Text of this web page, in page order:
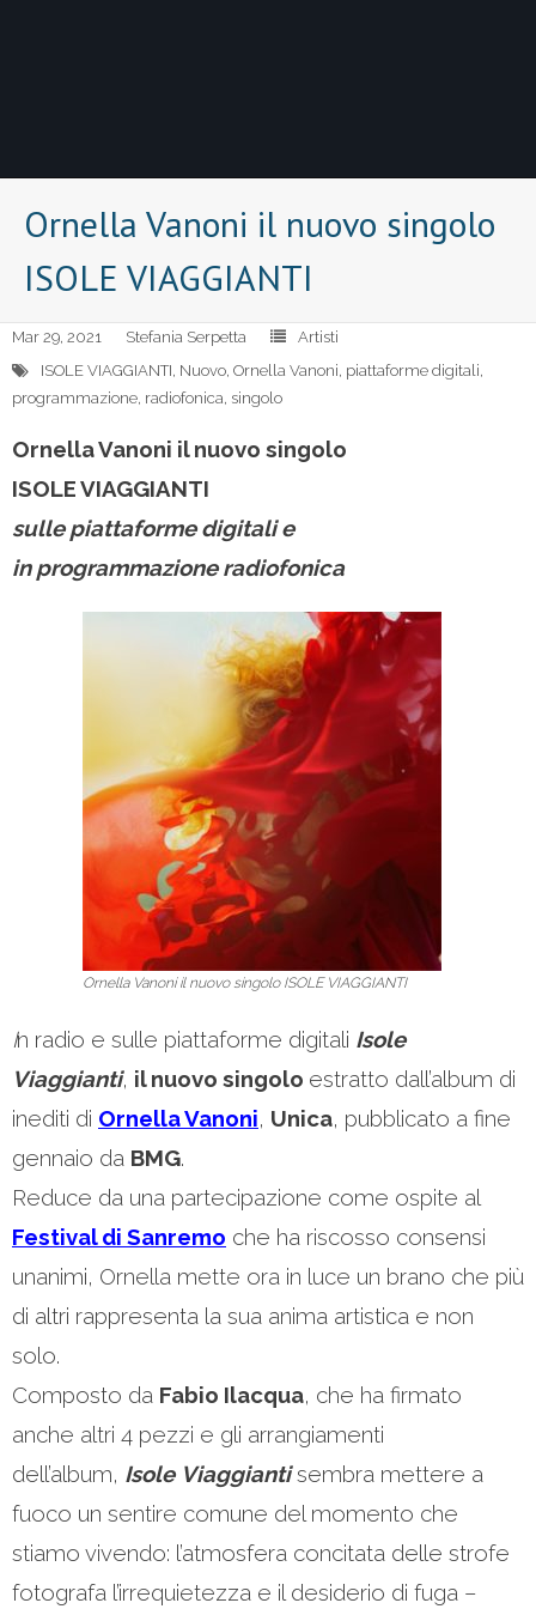
Ornella Vanoni il nuovo singolo
ISOLE VIAGGIANTI
Mar 29, 2021 Stefania Serpetta
Artisti
ISOLE VIAGGIANTI, Nuovo, Ornella Vanoni, piattaforme digitali,
programmazione, radiofonica, singolo
Ornella Vanoni il nuovo singolo
ISOLE VIAGGIANTI
sulle piattaforme digitali e
in programmazione radiofonica
Ornella Vanoni il nuovo singolo ISOLE VIAGGIANTI
In radio e sulle piattaforme digitali Isole
Viaggianti, il nuovo singolo estratto dall’album di
inediti di Ornella Vanoni, Unica, pubblicato a fine
gennaio da BMG.
Reduce da una partecipazione come ospite al
Festival di Sanremo che ha riscosso consensi
unanimi, Ornella mette ora in luce un brano che più
di altri rappresenta la sua anima artistica e non
solo.
Composto da Fabio Ilacqua, che ha firmato
anche altri 4 pezzi e gli arrangiamenti
dell’album, Isole Viaggiantisembra mettere a
fuoco un sentire comune del momento che
stiamo vivendo: l’atmosfera concitata delle strofe
fotografa l’irrequietezza e il desiderio di fuga –